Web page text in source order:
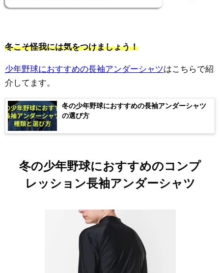
冬こそ怪我には気をつけましょう！
少年野球におすすめの長袖アンダーシャツはこちらで紹
介してます。
冬の少年野球におすすめの長袖アンダーシャツ
の選び方
冬の少年野球におすすめのコンプ
レッション長袖アンダーシャツ